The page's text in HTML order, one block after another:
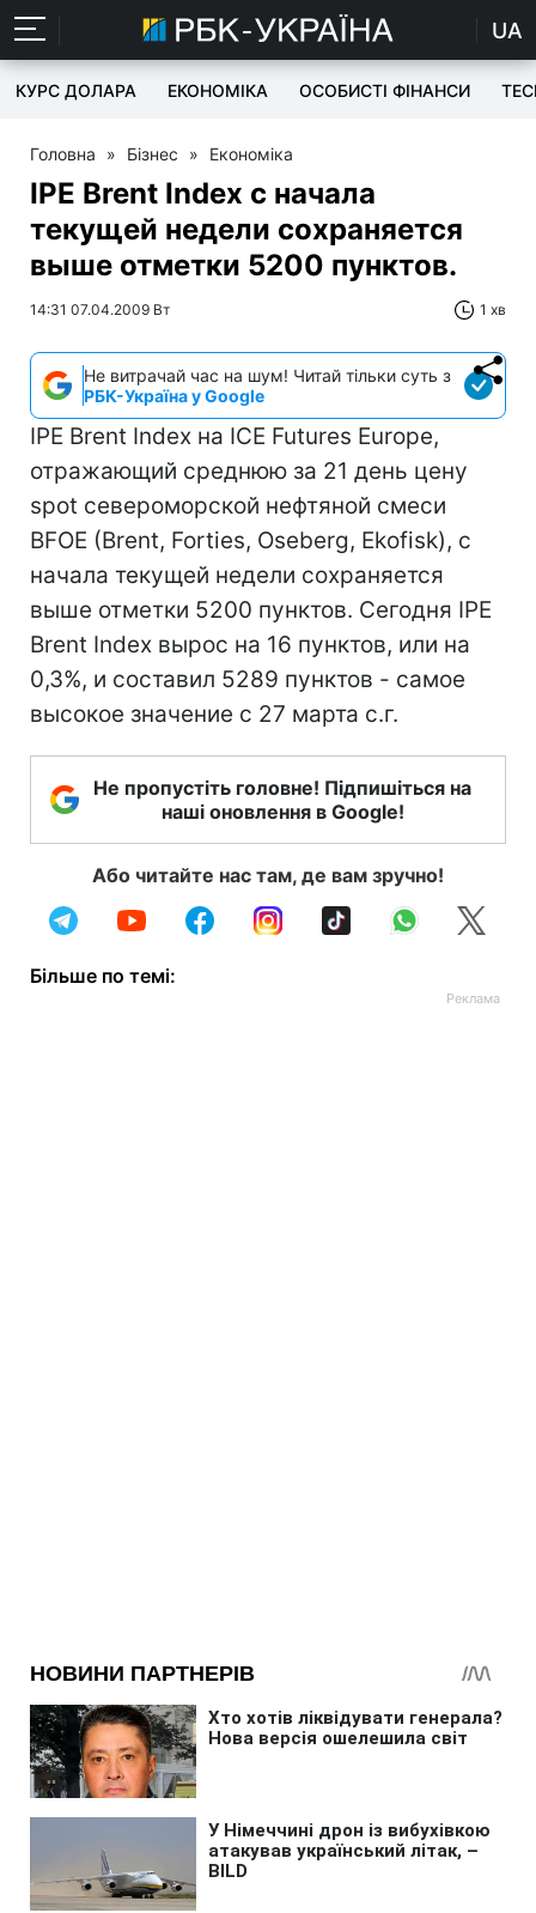
UA
КУРС ДОЛАРА ЕКОНОМІКА ОСОБИСТІ ФІНАНСИ
Головна » Бізнес » Економіка
IPE Brent Index с начала
текущей недели сохраняется
выше отметки 5200 пунктов.
14:31 07.04.2009 Вт 1 хв
Не витрачай час на шум! Читай тільки суть з
РБК-Україна у Google
IPE Brent Index на ICE Futures Europe,
отражающий среднюю за 21 день цену
spot североморской нефтяной смеси
BFOE (Brent, Forties, Oseberg, Ekofisk), с
начала текущей недели сохраняется
выше отметки 5200 пунктов. Сегодня IPE
Brent Index вырос на 16 пунктов, или на
0,3%, и составил 5289 пунктов - самое
высокое значение с 27 марта с.г.
Не пропустіть головне! Підпишіться на
наші оновлення в Google!
Або читайте нас там, де вам зручно!
Більше по темі: